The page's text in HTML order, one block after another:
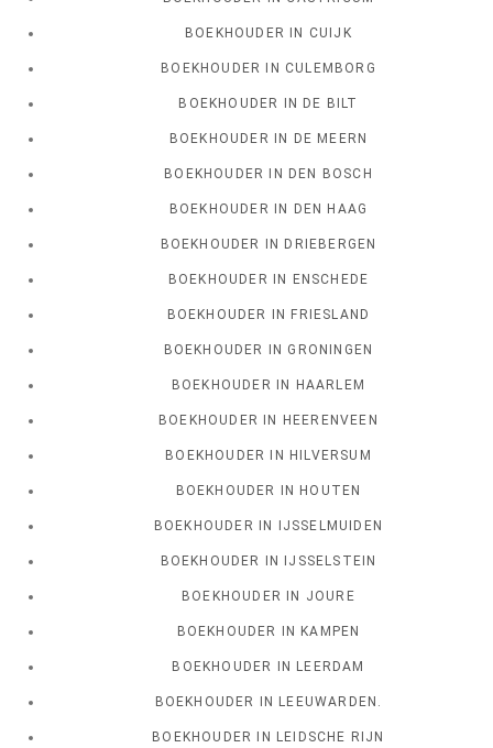
BOEKHOUDER IN CUIJK
BOEKHOUDER IN CULEMBORG
BOEKHOUDER IN DE BILT
BOEKHOUDER IN DE MEERN
BOEKHOUDER IN DEN BOSCH
BOEKHOUDER IN DEN HAAG
BOEKHOUDER IN DRIEBERGEN
BOEKHOUDER IN ENSCHEDE
BOEKHOUDER IN FRIESLAND
BOEKHOUDER IN GRONINGEN
BOEKHOUDER IN HAARLEM
BOEKHOUDER IN HEERENVEEN
BOEKHOUDER IN HILVERSUM
BOEKHOUDER IN HOUTEN
BOEKHOUDER IN IJSSELMUIDEN
BOEKHOUDER IN IJSSELSTEIN
BOEKHOUDER IN JOURE
BOEKHOUDER IN KAMPEN
BOEKHOUDER IN LEERDAM
BOEKHOUDER IN LEEUWARDEN.
BOEKHOUDER IN LEIDSCHE RIJN